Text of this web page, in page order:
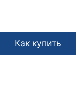
Как купить